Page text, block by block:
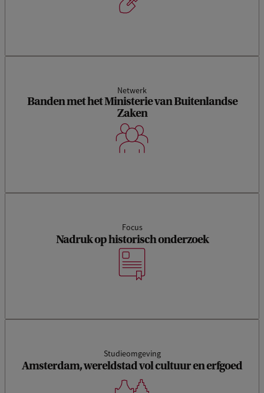
Netwerk
Banden met het Ministerie van Buitenlandse
Zaken
Focus
Nadruk op historisch onderzoek
Studieomgeving
Amsterdam, wereldstad vol cultuur en erfgoed